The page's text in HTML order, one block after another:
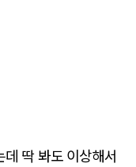
딱 봐도 이상해서